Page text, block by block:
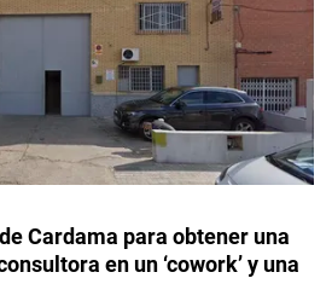
Cardama para obtener una
en un ‘cowork’ y una